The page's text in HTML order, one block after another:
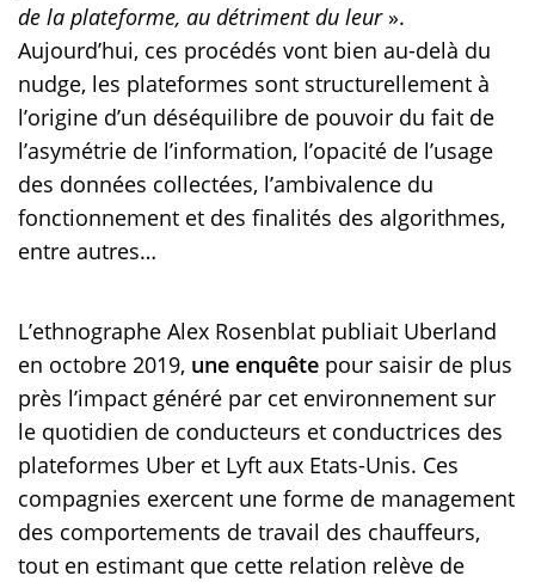
de la plateforme, au détriment du leur ».
Aujourd’hui, ces procédés vont bien au-delà du
nudge, les plateformes sont structurellement à
l’origine d’un déséquilibre de pouvoir du fait de
l’asymétrie de l’information, l’opacité de l’usage
des données collectées, l’ambivalence du
fonctionnement et des finalités des algorithmes,
entre autres…
L’ethnographe Alex Rosenblat publiait Uberland
en octobre 2019, une enquête pour saisir de plus
près l’impact généré par cet environnement sur
le quotidien de conducteurs et conductrices des
plateformes Uber et Lyft aux Etats-Unis. Ces
compagnies exercent une forme de management
des comportements de travail des chauffeurs,
tout en estimant que cette relation relève de